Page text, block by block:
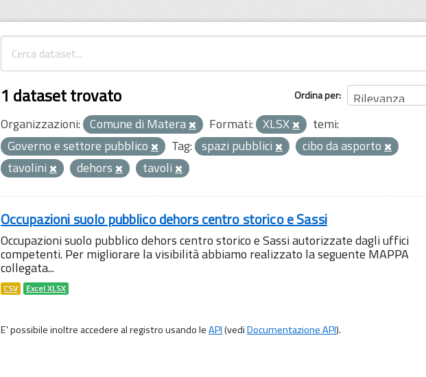
Ordina per
1 dataset trovato
Organizzazioni: Comune di Matera Formati: XLSX
temi:
Governo e settore pubblico
Tag: spazi pubblici
cibo da asporto
tavolini
dehors tavoli
Occupazioni suolo pubblico dehors centro storico e Sassi
Occupazioni suolo pubblico dehors centro storico e Sassi autorizzate dagli uffici
competenti. Per migliorare la visibilità abbiamo realizzato la seguente MAPPA
collegata...
CSV Excel XLSX
E' possibile inoltre accedere al registro usando leAPI(vediDocumentazione API).